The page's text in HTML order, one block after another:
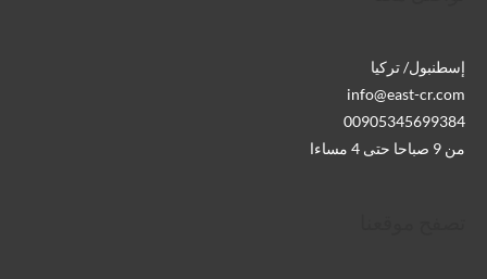
إسطنبول/ تركيا
info@east-cr.com
00905345699384
من 9 صباحا حتى 4 مساءا